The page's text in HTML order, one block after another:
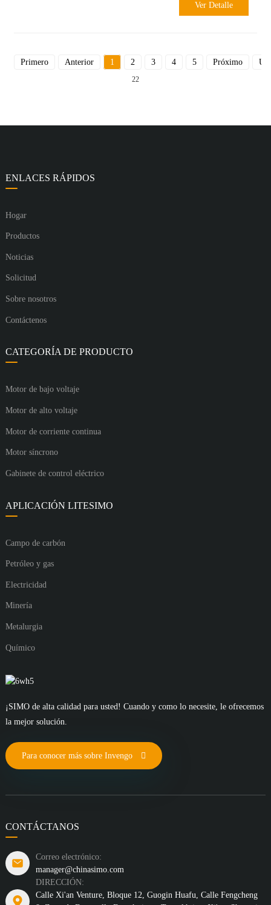
Ver Detalle
Primero Anterior 1 2 3 4 5 Próximo
22
ENLACES RÁPIDOS
Hogar
Productos
Noticias
Solicitud
Sobre nosotros
Contáctenos
CATEGORÍA DE PRODUCTO
Motor de bajo voltaje
Motor de alto voltaje
Motor de corriente continua
Motor síncrono
Gabinete de control eléctrico
APLICACIÓN LITESIMO
Campo de carbón
Petróleo y gas
Electricidad
Minería
Metalurgia
Químico
¡SIMO de alta calidad para usted! Cuando y como lo necesite, le ofrecemos
la mejor solución.
Para conocer más sobre Invengo
CONTÁCTANOS
Correo electrónico:
manager@chinasimo.com
DIRECCIÓN:
Calle Xi'an Venture, Bloque 12, Guogin Huafu, Calle Fengcheng